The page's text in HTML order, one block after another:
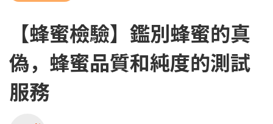
【蜂蜜檢驗】鑑別蜂蜜的真
偽，蜂蜜品質和純度的測試
服務